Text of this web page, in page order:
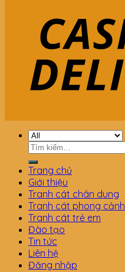
Tìm
kiếm:
Trang chủ
Giới thiệu
Tranh cát chân dung
Tranh cát phong cảnh
Tranh cát trẻ em
Đào tạo
Tin tức
Liên hệ
Đăng nhập